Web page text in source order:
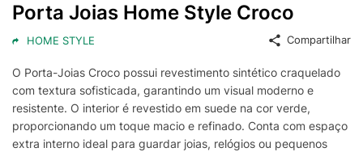
Porta Joias Home Style Croco
HOME STYLE Compartilhar
O Porta-Joias Croco possui revestimento sintético craquelado
com textura sofisticada, garantindo um visual moderno e
resistente. O interior é revestido em suede na cor verde,
proporcionando um toque macio e refinado. Conta com espaço
extra interno ideal para guardar joias, relógios ou pequenos